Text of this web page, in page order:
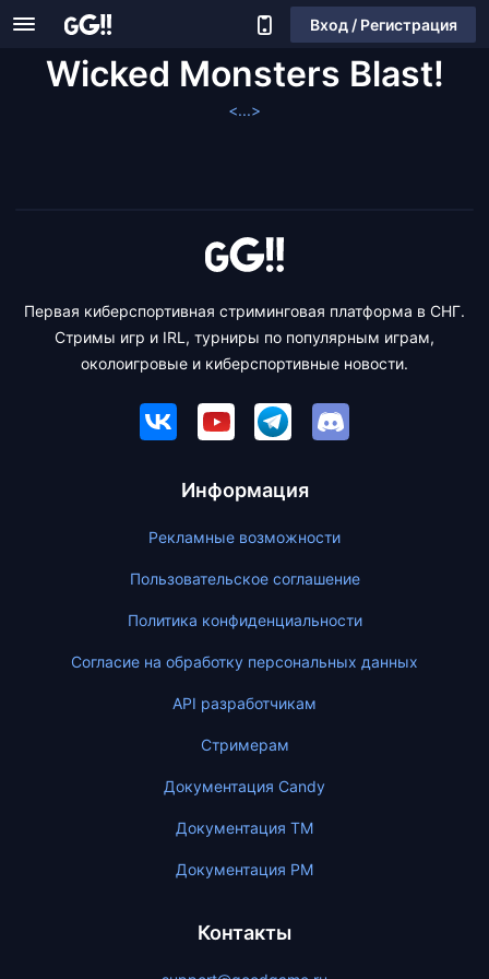
Вход / Регистрация
Wicked Monsters Blast!
<...>
Первая киберспортивная стриминговая платформа в СНГ.
Стримы игр и IRL, турниры по популярным играм,
околоигровые и киберспортивные новости.
Информация
Рекламные возможности
Пользовательское соглашение
Политика конфиденциальности
Согласие на обработку персональных данных
API разработчикам
Стримерам
Документация Candy
Документация ТМ
Документация PM
Контакты